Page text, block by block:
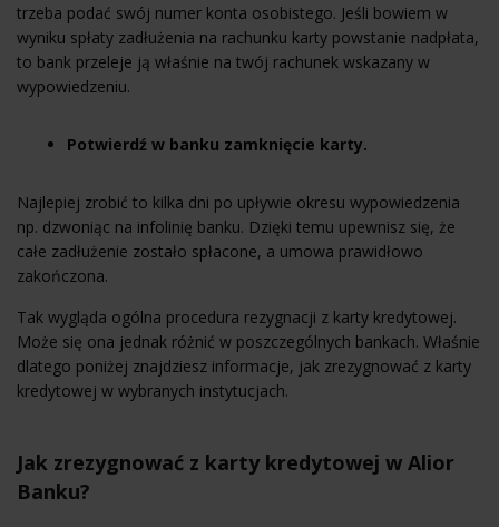
trzeba podać swój numer konta osobistego. Jeśli bowiem w
wyniku spłaty zadłużenia na rachunku karty powstanie nadpłata,
to bank przeleje ją właśnie na twój rachunek wskazany w
wypowiedzeniu.
Potwierdź w banku zamknięcie karty.
Najlepiej zrobić to kilka dni po upływie okresu wypowiedzenia
np. dzwoniąc na infolinię banku. Dzięki temu upewnisz się, że
całe zadłużenie zostało spłacone, a umowa prawidłowo
zakończona.
Tak wygląda ogólna procedura rezygnacji z karty kredytowej.
Może się ona jednak różnić w poszczególnych bankach. Właśnie
dlatego poniżej znajdziesz informacje, jak zrezygnować z karty
kredytowej w wybranych instytucjach.
Jak zrezygnować z karty kredytowej w Alior
Banku?